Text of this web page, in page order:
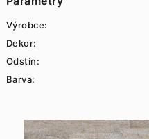
Výrobce:
Dekor:
Odstín:
Barva: